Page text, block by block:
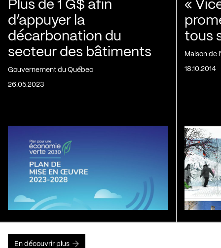
Plus de 1 G$ afin
d’appuyer la
décarbonation du
secteur des bâtiments
Gouvernement du Québec
26.05.2023
«
tous
Maison de
18.10.2014
En découvrir plus